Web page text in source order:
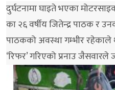
दुर्घटनामा घाइते भएका
का २६ वर्षीय जितेन्द्र पाठक र
पाठकको अवस्था गम्भीर रहेकाले
‘रिफर’ गरिएको प्रनाउ जैसवारले